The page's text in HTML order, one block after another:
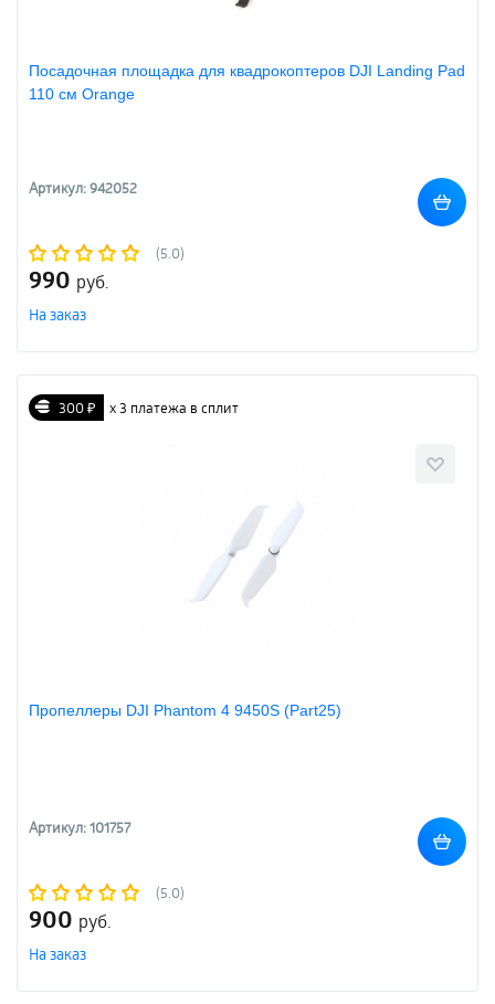
Посадочная площадка для квадрокоптеров DJI Landing Pad
110 см Orange
Артикул: 942052
(5.0)
990 руб.
На заказ
300 ₽ х 3 платежа в сплит
Пропеллеры DJI Phantom 4 9450S (Part25)
Артикул: 101757
(5.0)
900 руб.
На заказ